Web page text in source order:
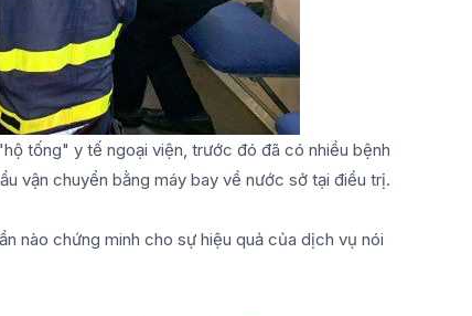
tống" y tế ngoại viện, trước đó đã có nhiều bệnh
vận chuyển bằng máy bay về nước sở tại điều trị.
nào chứng minh cho sự hiệu quả của dịch vụ nói